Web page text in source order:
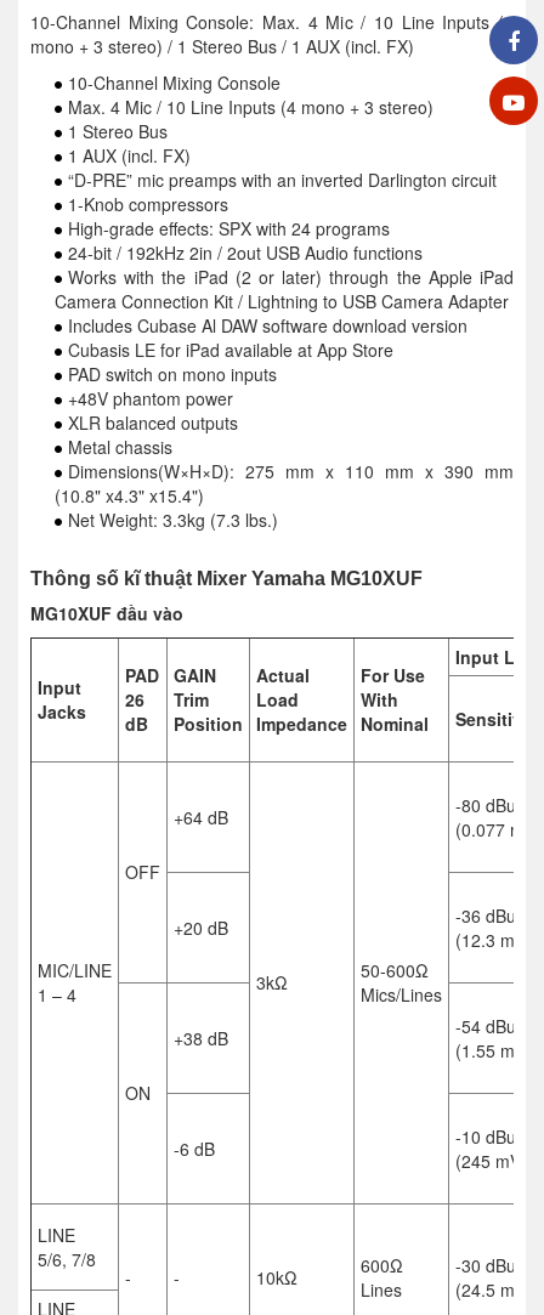
10-Channel Mixing Console: Max. 4 Mic / 10 Line Inputs (4
mono + 3 stereo) / 1 Stereo Bus / 1 AUX (incl. FX)
10-Channel Mixing Console
Max. 4 Mic / 10 Line Inputs (4 mono + 3 stereo)
1 Stereo Bus
1 AUX (incl. FX)
“D-PRE” mic preamps with an inverted Darlington circuit
1-Knob compressors
High-grade effects: SPX with 24 programs
24-bit / 192kHz 2in / 2out USB Audio functions
Works with the iPad (2 or later) through the Apple iPad
Camera Connection Kit / Lightning to USB Camera Adapter
Includes Cubase Al DAW software download version
Cubasis LE for iPad available at App Store
PAD switch on mono inputs
+48V phantom power
XLR balanced outputs
Metal chassis
Dimensions(W×H×D): 275 mm x 110 mm x 390 mm
(10.8" x4.3" x15.4")
Net Weight: 3.3kg (7.3 lbs.)
Thông số kĩ thuật Mixer Yamaha MG10XUF
MG10XUF đầu vào
Input
Jacks
PAD
26
dB
GAIN
Trim
Position
Actual
Load
Impedance
For Use
With
Nominal
Input
MIC/LINE
1 – 4
OFF
+64 dB
3kΩ
50-600Ω
Mics/Lines
-80 dBu
(0.077 mV)
+20 dB
-36 dBu
(12.3 mV)
ON
+38 dB
-54 dBu
(1.55 mV)
-6 dB
-10 dBu
(245 mV)
LINE
5/6, 7/8
- - 10kΩ
600Ω
Lines
-30 dBu
(24.5 mV)
LINE